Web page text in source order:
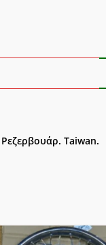
Taiwan.